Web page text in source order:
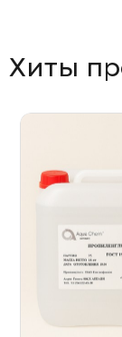
Хиты